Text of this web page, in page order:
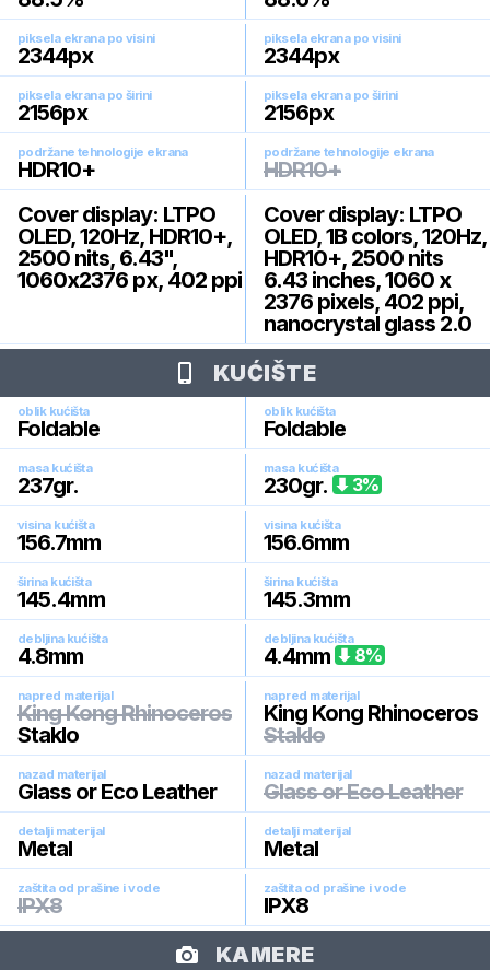
piksela ekrana po visini
2344px
piksela ekrana po visini
2344px
piksela ekrana po širini
2156px
piksela ekrana po širini
2156px
podržane tehnologije ekrana
HDR10+
podržane tehnologije ekrana
HDR10+
Cover display: LTPO
OLED, 120Hz, HDR10+,
2500 nits, 6.43",
1060x2376 px, 402 ppi
Cover display: LTPO
OLED, 1B colors, 120Hz,
HDR10+, 2500 nits
6.43 inches, 1060 x
2376 pixels, 402 ppi,
nanocrystal glass 2.0
KUĆIŠTE
oblik kućišta
Foldable
oblik kućišta
Foldable
masa kućišta
237gr.
masa kućišta
230gr. 3%
visina kućišta
156.7mm
visina kućišta
156.6mm
širina kućišta
145.4mm
širina kućišta
145.3mm
debljina kućišta
4.8mm
debljina kućišta
4.4mm 8%
napred materijal
King Kong Rhinoceros
Staklo
napred materijal
King Kong Rhinoceros
Staklo
nazad materijal
Glass or Eco Leather
nazad materijal
Glass or Eco Leather
detalji materijal
Metal
detalji materijal
Metal
zaštita od prašine i vode
IPX8
zaštita od prašine i vode
IPX8
KAMERE